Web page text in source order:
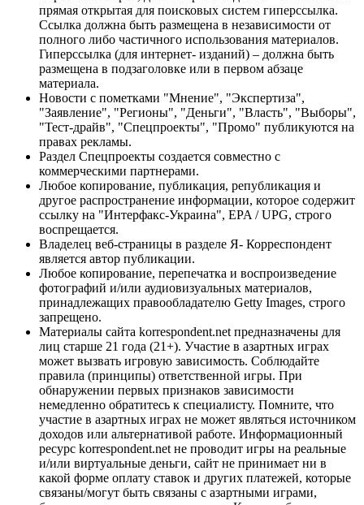
прямая открытая для поисковых систем гиперссылка.
Ссылка должна быть размещена в независимости от
полного либо частичного использования материалов.
Гиперссылка (для интернет- изданий) – должна быть
размещена в подзаголовке или в первом абзаце
материала.
Новости с пометками "Мнение", "Экспертиза",
"Заявление", "Регионы", "Деньги", "Власть", "Выборы",
"Тест-драйв", "Спецпроекты", "Промо" публикуются на
правах рекламы.
Раздел Спецпроекты создается совместно с
коммерческими партнерами.
Любое копирование, публикация, републикация и
другое распространение информации, которое содержит
ссылку на "Интерфакс-Украина", EPA / UPG, строго
воспрещается.
Владелец веб-страницы в разделе Я- Корреспондент
является автор публикации.
Любое копирование, перепечатка и воспроизведение
фотографий и/или аудиовизуальных материалов,
принадлежащих правообладателю Getty Images, строго
запрещено.
Материалы сайта korrespondent.net предназначены для
лиц старше 21 года (21+). Участие в азартных играх
может вызвать игровую зависимость. Соблюдайте
правила (принципы) ответственной игры. При
обнаружении первых признаков зависимости
немедленно обратитесь к специалисту. Помните, что
участие в азартных играх не может являться источником
доходов или альтернативой работе. Информационный
ресурс korrespondent.net не проводит игры на реальные
и/или виртуальные деньги, сайт не принимает ни в
какой форме оплату ставок и других платежей, которые
связаны/могут быть связаны с азартными играми,